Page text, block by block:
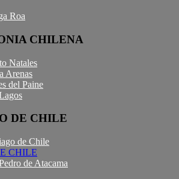
Roa
CHILENA
Natales
Arenas
del Paine
DE CHILE
de Chile
CHILE
de Atacama